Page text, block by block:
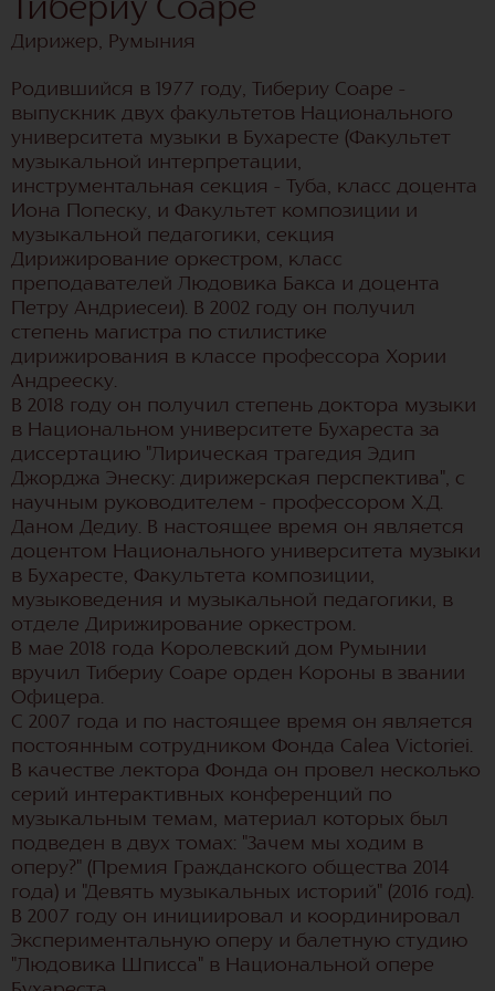
Тибериу Соаре
Дирижер, Румыния
Родившийся в 1977 году, Тибериу Соаре -
выпускник двух факультетов Национального
университета музыки в Бухаресте (Факультет
музыкальной интерпретации,
инструментальная секция - Туба, класс доцента
Иона Попеску, и Факультет композиции и
музыкальной педагогики, секция
Дирижирование оркестром, класс
преподавателей Людовика Бакса и доцента
Петру Андриесеи). В 2002 году он получил
степень магистра по стилистике
дирижирования в классе профессора Хории
Андрееску.
В 2018 году он получил степень доктора музыки
в Национальном университете Бухареста за
диссертацию "Лирическая трагедия Эдип
Джорджа Энеску: дирижерская перспектива", с
научным руководителем - профессором Х.Д.
Даном Дедиу. В настоящее время он является
доцентом Национального университета музыки
в Бухаресте, Факультета композиции,
музыковедения и музыкальной педагогики, в
отделе Дирижирование оркестром.
В мае 2018 года Королевский дом Румынии
вручил Тибериу Соаре орден Короны в звании
Офицера.
С 2007 года и по настоящее время он является
постоянным сотрудником Фонда Calea Victoriei.
В качестве лектора Фонда он провел несколько
серий интерактивных конференций по
музыкальным темам, материал которых был
подведен в двух томах: "Зачем мы ходим в
оперу?" (Премия Гражданского общества 2014
года) и "Девять музыкальных историй" (2016 год).
В 2007 году он инициировал и координировал
Экспериментальную оперу и балетную студию
"Людовика Шписса" в Национальной опере